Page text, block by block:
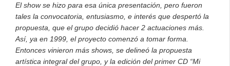
El show se hizo para esa única presentación, pero fueron
tales la convocatoria, entusiasmo, e interés que despertó la
propuesta, que el grupo decidió hacer 2 actuaciones más.
Así, ya en 1999, el proyecto comenzó a tomar forma.
Entonces vinieron más shows, se delineó la propuesta
artística integral del grupo, y la edición del primer CD “Mi